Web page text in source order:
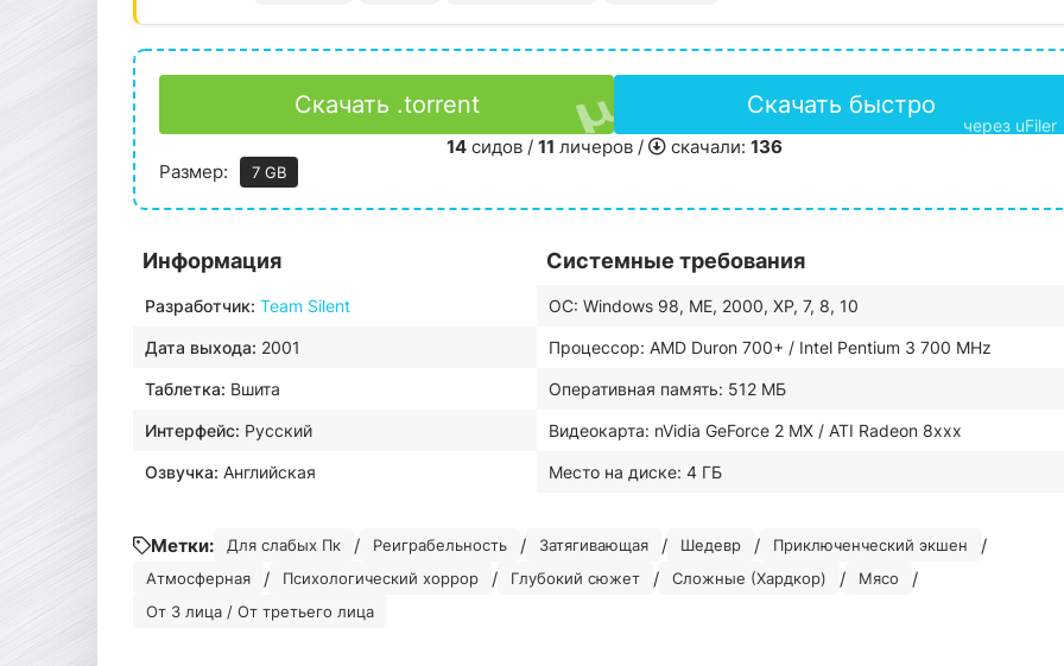
Скачать .torrent Скачать быстро
через uFiler
14сидов / 11 личеров / скачали: 136
Размер:
7 GB
Информация
Разработчик: Team Silent
Дата выхода: 2001
Таблетка: Вшита
Интерфейс: Русский
Озвучка: Английская
Системные требования
ОС: Windows 98, ME, 2000, ХР, 7, 8, 10
Процессор: AMD Duron 700+ / Intel Pentium 3 700 MHz
Оперативная память: 512 МБ
Видеокарта: nVidia GeForce 2 MX / ATI Radeon 8xxx
Место на диске: 4 ГБ
Метки: Для слабых Пк / Реиграбельность / Затягивающая / Шедевр / Приключенческий экшен /
Атмосферная / Психологический хоррор / Глубокий сюжет / Сложные (Хардкор) / Мясо /
От 3 лица / От третьего лица